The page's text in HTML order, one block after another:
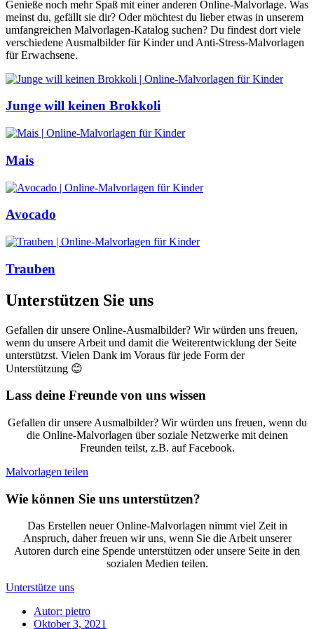
Genieße noch mehr Spaß mit einer anderen Online-Malvorlage. Was
meinst du, gefällt sie dir? Oder möchtest du lieber etwas in unserem
umfangreichen Malvorlagen-Katalog suchen? Du findest dort viele
verschiedene Ausmalbilder für Kinder und Anti-Stress-Malvorlagen
für Erwachsene.
Junge will keinen Brokkoli
Mais
Avocado
Trauben
Unterstützen Sie uns
Gefallen dir unsere Online-Ausmalbilder? Wir würden uns freuen,
wenn du unsere Arbeit und damit die Weiterentwicklung der Seite
unterstützst. Vielen Dank im Voraus für jede Form der
Unterstützung 😊
Lass deine Freunde von uns wissen
Gefallen dir unsere Ausmalbilder? Wir würden uns freuen, wenn du
die Online-Malvorlagen über soziale Netzwerke mit deinen
Freunden teilst, z.B. auf Facebook.
Malvorlagen teilen
Wie können Sie uns unterstützen?
Das Erstellen neuer Online-Malvorlagen nimmt viel Zeit in
Anspruch, daher freuen wir uns, wenn Sie die Arbeit unserer
Autoren durch eine Spende unterstützen oder unsere Seite in den
sozialen Medien teilen.
Unterstütze uns
Autor: pietro
Oktober 3, 2021